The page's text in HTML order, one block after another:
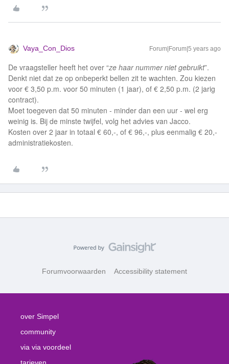
Vaya_Con_Dios Forum|Forum|5 years ago
De vraagsteller heeft het over “ze haar nummer niet gebruikt”.
Denkt niet dat ze op onbeperkt bellen zit te wachten. Zou kiezen
voor € 3,50 p.m. voor 50 minuten (1 jaar), of € 2,50 p.m. (2 jarig
contract).
Moet toegeven dat 50 minuten - minder dan een uur - wel erg
weinig is. Bij de minste twijfel, volg het advies van Jacco.
Kosten over 2 jaar in totaal € 60,-, of € 96,-, plus eenmalig € 20,-
administratiekosten.
Forumvoorwaarden Accessibility statement
over Simpel
community
via via voordeel